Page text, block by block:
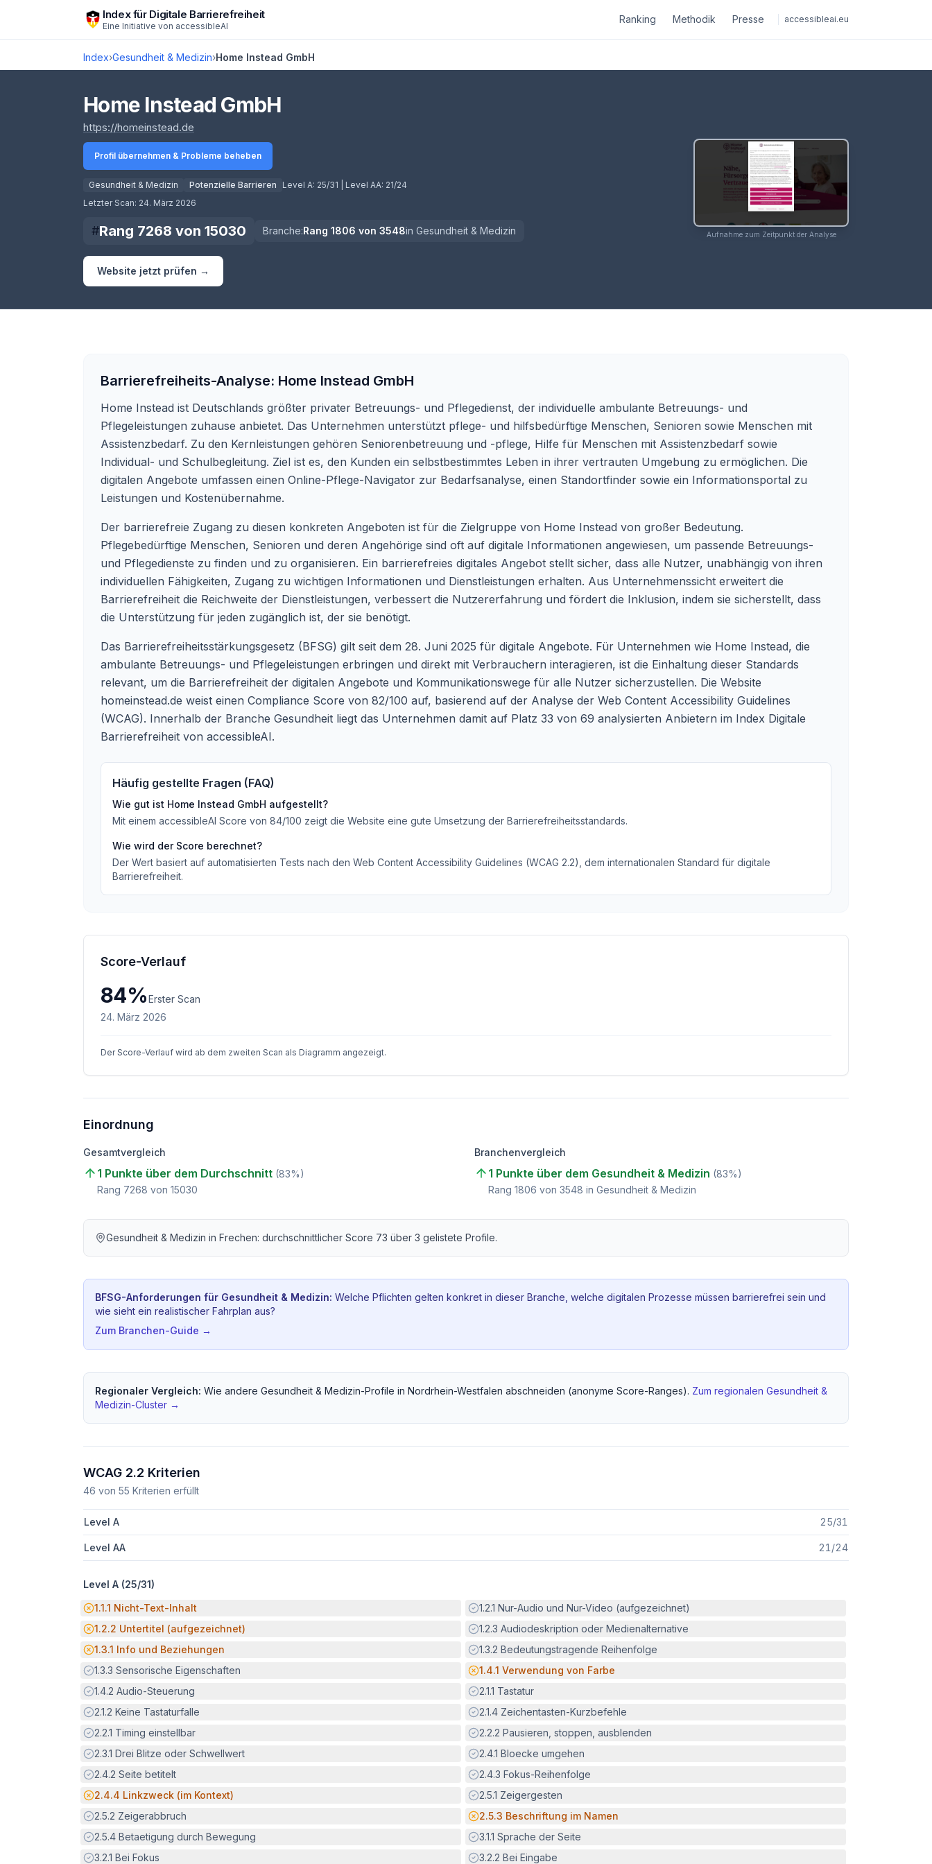
Zum Hauptinhalt springenIndex für Digitale Barrierefreiheit
Eine Initiative von accessibleAI
Ranking Methodik Presse accessibleai.eu
Index›Gesundheit & Medizin›Home Instead GmbH
Score lädt
Home Instead GmbH
https://homeinstead.de
Profil übernehmen & Probleme beheben
Gesundheit & Medizin Potenzielle Barrieren Level A: 25/31 | Level AA: 21/24
Letzter Scan: 24. März 2026
#Rang 7268 von 15030 Branche:Rang 1806 von 3548in Gesundheit & Medizin
Website jetzt prüfen →
Aufnahme zum Zeitpunkt der Analyse
Barrierefreiheits-Analyse: Home Instead GmbH
Home Instead ist Deutschlands größter privater Betreuungs- und Pflegedienst, der individuelle ambulante Betreuungs- und
Pflegeleistungen zuhause anbietet. Das Unternehmen unterstützt pflege- und hilfsbedürftige Menschen, Senioren sowie Menschen mit
Assistenzbedarf. Zu den Kernleistungen gehören Seniorenbetreuung und -pflege, Hilfe für Menschen mit Assistenzbedarf sowie
Individual- und Schulbegleitung. Ziel ist es, den Kunden ein selbstbestimmtes Leben in ihrer vertrauten Umgebung zu ermöglichen. Die
digitalen Angebote umfassen einen Online-Pflege-Navigator zur Bedarfsanalyse, einen Standortfinder sowie ein Informationsportal zu
Leistungen und Kostenübernahme.
Der barrierefreie Zugang zu diesen konkreten Angeboten ist für die Zielgruppe von Home Instead von großer Bedeutung.
Pflegebedürftige Menschen, Senioren und deren Angehörige sind oft auf digitale Informationen angewiesen, um passende Betreuungs-
und Pflegedienste zu finden und zu organisieren. Ein barrierefreies digitales Angebot stellt sicher, dass alle Nutzer, unabhängig von ihren
individuellen Fähigkeiten, Zugang zu wichtigen Informationen und Dienstleistungen erhalten. Aus Unternehmenssicht erweitert die
Barrierefreiheit die Reichweite der Dienstleistungen, verbessert die Nutzererfahrung und fördert die Inklusion, indem sie sicherstellt, dass
die Unterstützung für jeden zugänglich ist, der sie benötigt.
Das Barrierefreiheitsstärkungsgesetz (BFSG) gilt seit dem 28. Juni 2025 für digitale Angebote. Für Unternehmen wie Home Instead, die
ambulante Betreuungs- und Pflegeleistungen erbringen und direkt mit Verbrauchern interagieren, ist die Einhaltung dieser Standards
relevant, um die Barrierefreiheit der digitalen Angebote und Kommunikationswege für alle Nutzer sicherzustellen. Die Website
homeinstead.de weist einen Compliance Score von 82/100 auf, basierend auf der Analyse der Web Content Accessibility Guidelines
(WCAG). Innerhalb der Branche Gesundheit liegt das Unternehmen damit auf Platz 33 von 69 analysierten Anbietern im Index Digitale
Barrierefreiheit von accessibleAI.
Häufig gestellte Fragen (FAQ)
Wie gut ist Home Instead GmbH aufgestellt?
Mit einem accessibleAI Score von 84/100 zeigt die Website eine gute Umsetzung der Barrierefreiheitsstandards.
Wie wird der Score berechnet?
Der Wert basiert auf automatisierten Tests nach den Web Content Accessibility Guidelines (WCAG 2.2), dem internationalen Standard für digitale
Barrierefreiheit.
Score-Verlauf
84%Erster Scan
24. März 2026
Der Score-Verlauf wird ab dem zweiten Scan als Diagramm angezeigt.
Einordnung
Gesamtvergleich
1 Punkte über dem Durchschnitt (83%)
Rang 7268 von 15030
Branchenvergleich
1 Punkte über dem Gesundheit & Medizin (83%)
Rang 1806 von 3548 in Gesundheit & Medizin
Gesundheit & Medizin in Frechen: durchschnittlicher Score 73 über 3 gelistete Profile.
BFSG-Anforderungen für Gesundheit & Medizin: Welche Pflichten gelten konkret in dieser Branche, welche digitalen Prozesse müssen barrierefrei sein und
wie sieht ein realistischer Fahrplan aus?
Zum Branchen-Guide →
Regionaler Vergleich: Wie andere Gesundheit & Medizin-Profile in Nordrhein-Westfalen abschneiden (anonyme Score-Ranges). Zum regionalen Gesundheit &
Medizin-Cluster →
WCAG 2.2 Kriterien
46 von 55 Kriterien erfüllt
Level A 25/31
Level AA 21 /24
Level A (25/31)
Potenzielle Barriere:
1.1.1 Nicht-Text-Inhalt Erfüllt:
1.2.1 Nur-Audio und Nur-Video (aufgezeichnet)
Potenzielle Barriere:
1.2.2 Untertitel (aufgezeichnet) Erfüllt:
1.2.3 Audiodeskription oder Medienalternative
Potenzielle Barriere:
1.3.1 Info und Beziehungen Erfüllt:
1.3.2 Bedeutungstragende Reihenfolge
Erfüllt:
1.3.3 Sensorische Eigenschaften Potenzielle Barriere:
1.4.1 Verwendung von Farbe
Erfüllt:
1.4.2 Audio-Steuerung Erfüllt:
2.1.1 Tastatur
Erfüllt:
2.1.2 Keine Tastaturfalle Erfüllt:
2.1.4 Zeichentasten-Kurzbefehle
Erfüllt:
2.2.1 Timing einstellbar Erfüllt:
2.2.2 Pausieren, stoppen, ausblenden
Erfüllt:
2.3.1 Drei Blitze oder Schwellwert Erfüllt:
2.4.1 Bloecke umgehen
Erfüllt:
2.4.2 Seite betitelt Erfüllt:
2.4.3 Fokus-Reihenfolge
Potenzielle Barriere:
2.4.4 Linkzweck (im Kontext) Erfüllt:
2.5.1 Zeigergesten
Erfüllt:
2.5.2 Zeigerabbruch Potenzielle Barriere:
2.5.3 Beschriftung im Namen
Erfüllt:
2.5.4 Betaetigung durch Bewegung Erfüllt:
3.1.1 Sprache der Seite
Erfüllt:
3.2.1 Bei Fokus Erfüllt:
3.2.2 Bei Eingabe